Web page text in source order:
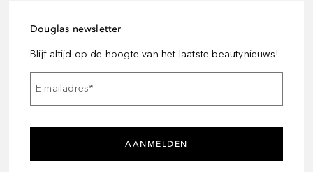
Douglas newsletter
Blijf altijd op de hoogte van het laatste beautynieuws!
E-mailadres*
AANMELDEN